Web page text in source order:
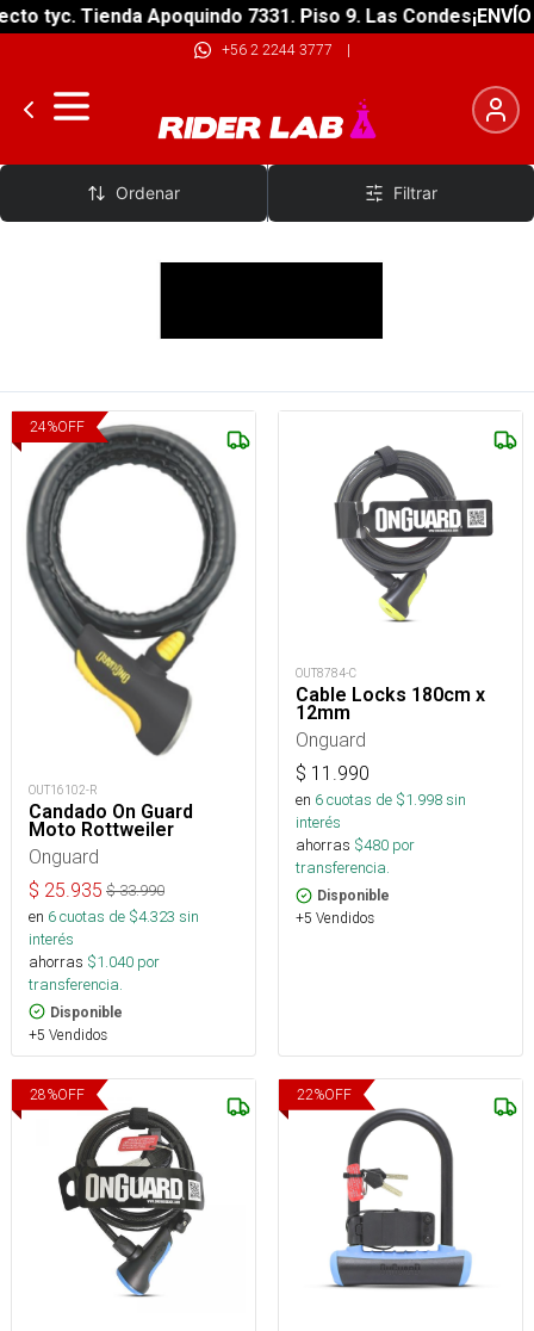
tyc. Tienda Apoquindo 7331. Piso 9. Las Condes¡ENVÍO
+56 2 2244 3777 |
Onguard
Ordenar Filtrar
24%OFF
OUT16102-R
Candado On Guard
Moto Rottweiler
Onguard
$ 25.935 $33.990
en 6cuotas de $4.323 sin
interés
ahorras $1.040 por
transferencia.
Disponible
+5 Vendidos
OUT8784-C
Cable Locks 180cm x
12mm
Onguard
$ 11.990
en 6cuotas de $1.998sin
interés
ahorras $480 por
transferencia.
Disponible
+5 Vendidos
28%OFF 22%OFF